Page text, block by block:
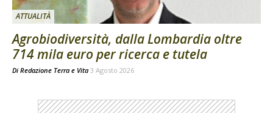
ATTUALITÀ
Agrobiodiversità, dalla Lombardia oltre
714 mila euro per ricerca e tutela
Di Redazione Terra e Vita 3 Agosto 2026